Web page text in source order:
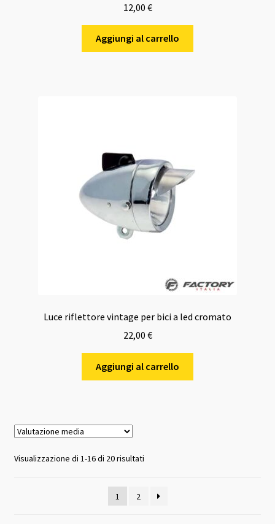
12,00 €
Aggiungi al carrello
Luce riflettore vintage per bici a led cromato
22,00 €
Aggiungi al carrello
Visualizzazione di 1-16 di 20 risultatiValutazione
1 2